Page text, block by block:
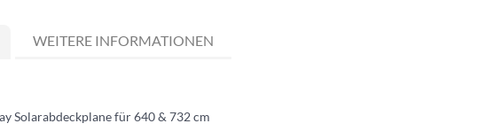
Solarabdeckplane für 640 & 732 cm
WEITERE INFORMATIONEN